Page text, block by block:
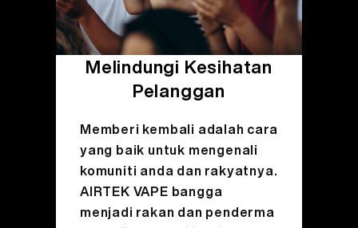
Melindungi Kesihatan
Pelanggan
Memberi kembali adalah cara
yang baik untuk mengenali
komuniti anda dan rakyatnya.
AIRTEK VAPE bangga
menjadi rakan dan penderma